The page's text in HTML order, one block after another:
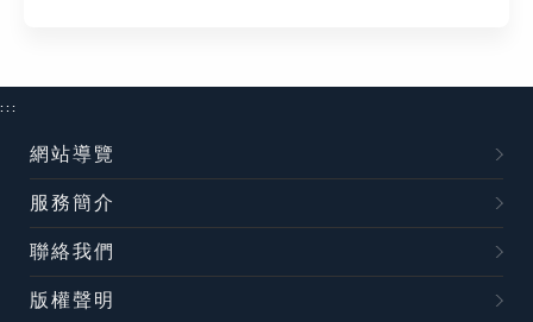
:::
網站導覽
服務簡介
聯絡我們
版權聲明